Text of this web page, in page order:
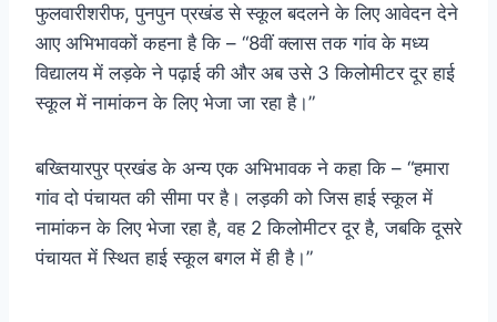
फुलवारीशरीफ, पुनपुन प्रखंड से स्कूल बदलने के लिए आवेदन देने
आए अभिभावकों कहना है कि – “8वीं क्लास तक गांव के मध्य
विद्यालय में लड़के ने पढ़ाई की और अब उसे 3 किलोमीटर दूर हाई
स्कूल में नामांकन के लिए भेजा जा रहा है।”
बख्तियारपुर प्रखंड के अन्य एक अभिभावक ने कहा कि – “हमारा
गांव दो पंचायत की सीमा पर है। लड़की को जिस हाई स्कूल में
नामांकन के लिए भेजा रहा है, वह 2 किलोमीटर दूर है, जबकि दूसरे
पंचायत में स्थित हाई स्कूल बगल में ही है।”